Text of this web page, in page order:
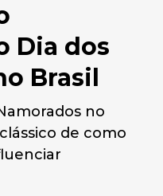
Dia dos
Brasil
no
de como